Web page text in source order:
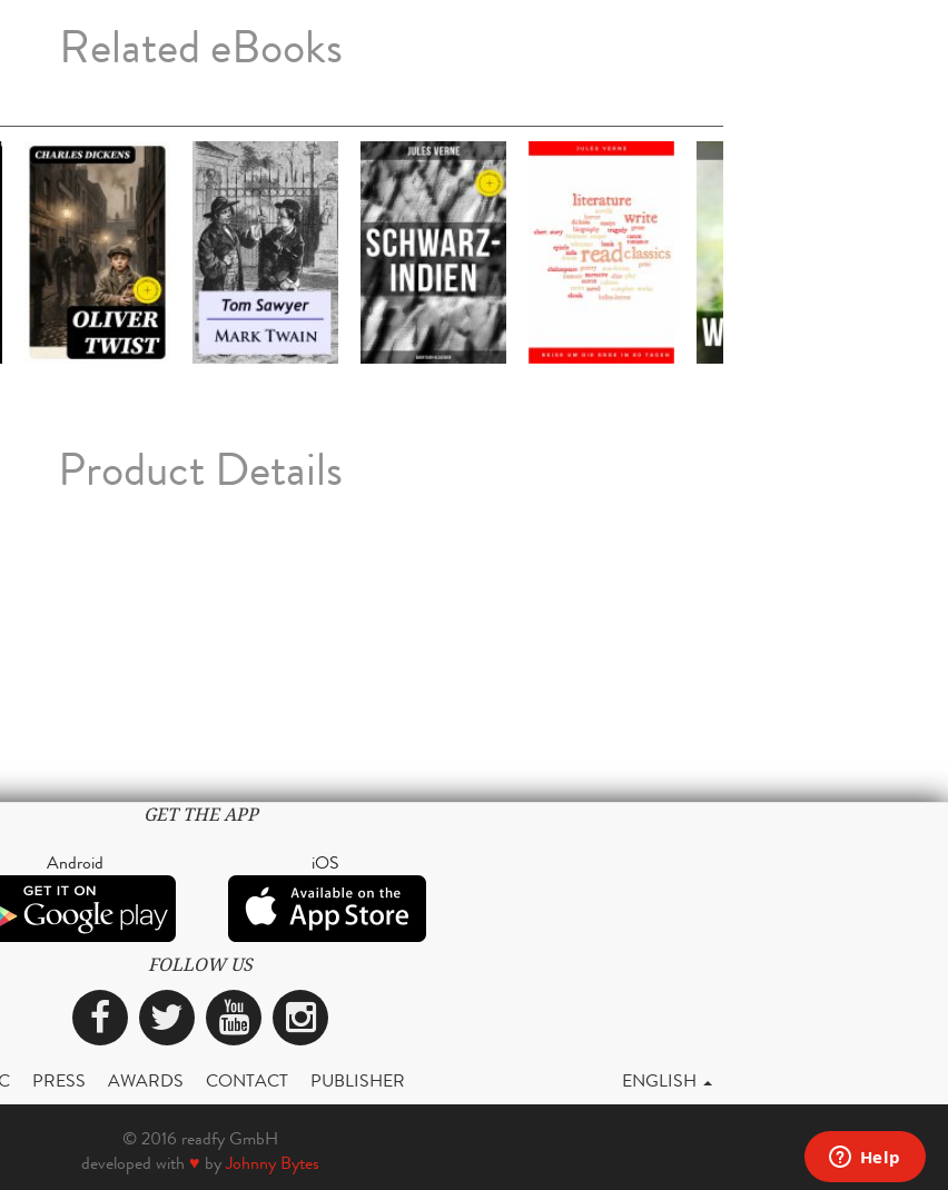
Related eBooks
Product Details
GET THE APP
Android iOS
FOLLOW US
Facebook
TwitterYouTubeInstagram
PRESS AWARDS CONTACT PUBLISHER ENGLISH
© 2016 readfy GmbH
developed with ♥ byJohnny Bytes